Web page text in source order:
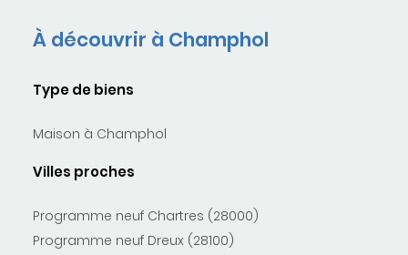
À découvrir à Champhol
Type de biens
Maison à Champhol
Villes proches
Programme neuf Chartres (28000)
Programme neuf Dreux (28100)